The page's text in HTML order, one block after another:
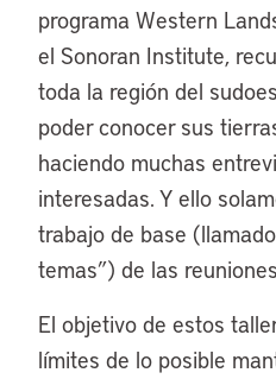
programa Western
el Sonoran Institute,
toda la región del
poder conocer sus
haciendo muchas
interesadas. Y ello
trabajo de base
temas”) de las
El objetivo de estos
límites de lo posible